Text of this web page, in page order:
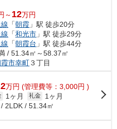
～ 12万円
「朝霞 」駅 徒歩20分
「和光市 」駅 徒歩29分
「朝霞台 」駅 徒歩44分
/ 51.34㎡～58.37㎡
市幸町３丁目
万円 (管理費等：3,000円 )
1ヶ月 礼金
1ヶ月
2LDK / 51.34㎡